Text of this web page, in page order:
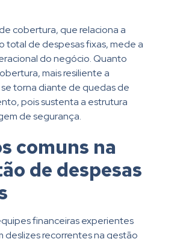
cobertura, que relaciona a
total de despesas fixas, mede a
do negócio. Quanto
mais resiliente a
torna diante de quedas de
pois sustenta a estrutura
de segurança.
comuns na
de despesas
financeiras experientes
deslizes recorrentes na gestão